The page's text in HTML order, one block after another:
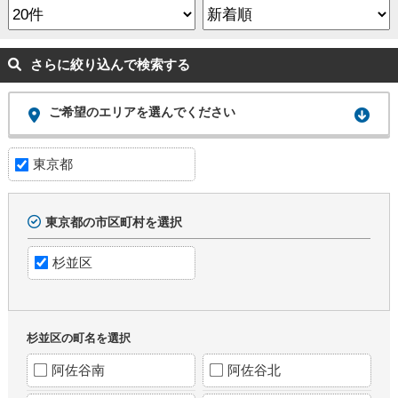
さらに絞り込んで検索する
ご希望のエリアを選んでください
東京都
東京都の市区町村を選択
杉並区
杉並区の町名を選択
阿佐谷南 阿佐谷北